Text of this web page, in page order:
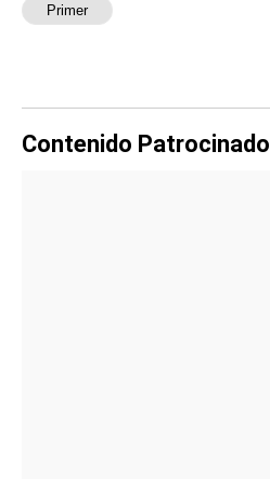
Primer
Contenido Patrocinado